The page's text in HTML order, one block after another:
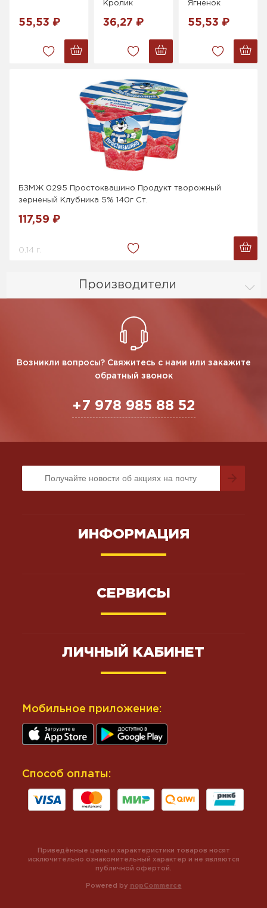
Производители
55,53 ₽
Кролик
36,27 ₽
Ягненок
55,53 ₽
БЗМЖ 0295 Простоквашино Продукт творожный
зерненый Клубника 5% 140г Ст.
117,59 ₽
0.14 г.
Возникли вопросы? Свяжитесь с нами или закажите
обратный звонок
+7 978 985 88 52
ИНФОРМАЦИЯ
СЕРВИСЫ
ЛИЧНЫЙ КАБИНЕТ
Мобильное приложение:
Способ оплаты:
Powered by nopCommerce
Приведённые цены и характеристики товаров носят
исключительно ознакомительный характер и не являются
публичной офертой.